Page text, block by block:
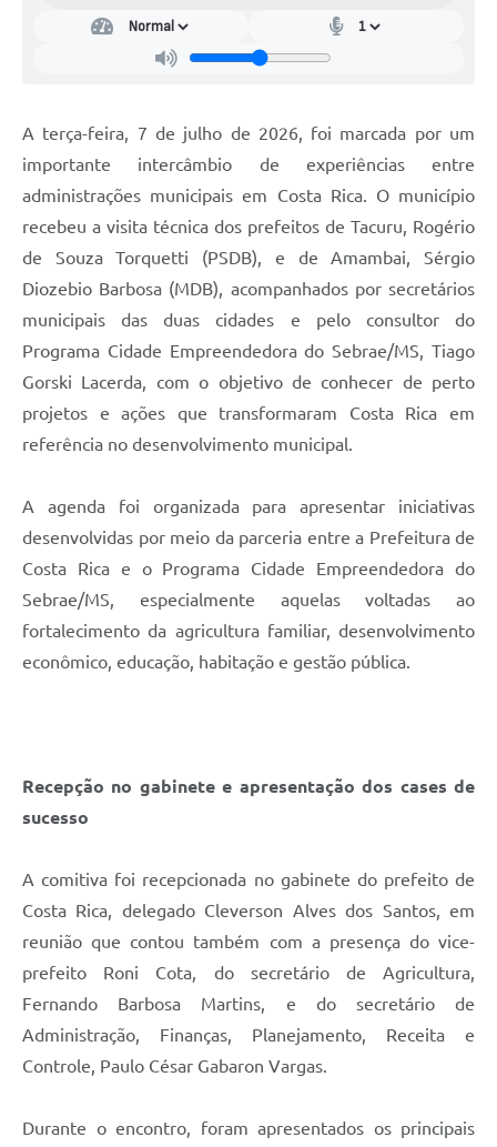
A terça-feira, 7 de julho de 2026, foi marcada por um
importante intercâmbio de experiências entre
administrações municipais em Costa Rica. O município
recebeu a visita técnica dos prefeitos de Tacuru, Rogério
de Souza Torquetti (PSDB), e de Amambai, Sérgio
Diozebio Barbosa (MDB), acompanhados por secretários
municipais das duas cidades e pelo consultor do
Programa Cidade Empreendedora do Sebrae/MS, Tiago
Gorski Lacerda, com o objetivo de conhecer de perto
projetos e ações que transformaram Costa Rica em
referência no desenvolvimento municipal.
A agenda foi organizada para apresentar iniciativas
desenvolvidas por meio da parceria entre a Prefeitura de
Costa Rica e o Programa Cidade Empreendedora do
Sebrae/MS, especialmente aquelas voltadas ao
fortalecimento da agricultura familiar, desenvolvimento
econômico, educação, habitação e gestão pública.
Recepção no gabinete e apresentação dos cases de
sucesso
A comitiva foi recepcionada no gabinete do prefeito de
Costa Rica, delegado Cleverson Alves dos Santos, em
reunião que contou também com a presença do vice-
prefeito Roni Cota, do secretário de Agricultura,
Fernando Barbosa Martins, e do secretário de
Administração, Finanças, Planejamento, Receita e
Controle, Paulo César Gabaron Vargas.
Durante o encontro, foram apresentados os principais